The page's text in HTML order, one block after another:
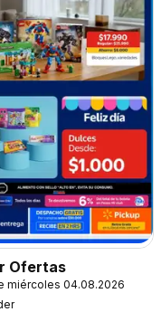
Ofertas
miércoles 04.08.2026